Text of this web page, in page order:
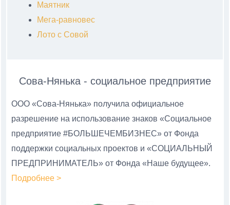
Маятник
Мега-равновес
Лото с Совой
Сова-Нянька - социальное предприятие
ООО «Сова-Нянька» получила официальное
разрешение на использование знаков «Социальное
предприятие #БОЛЬШЕЧЕМБИЗНЕС» от Фонда
поддержки социальных проектов и «СОЦИАЛЬНЫЙ
ПРЕДПРИНИМАТЕЛЬ» от Фонда «Наше будущее».
Подробнее >